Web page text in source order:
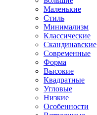
Маленькие
Стиль
Минимализм
Классические
Скандинавские
Современные
Форма
Высокие
Квадратные
Угловые
Низкие
Особенности